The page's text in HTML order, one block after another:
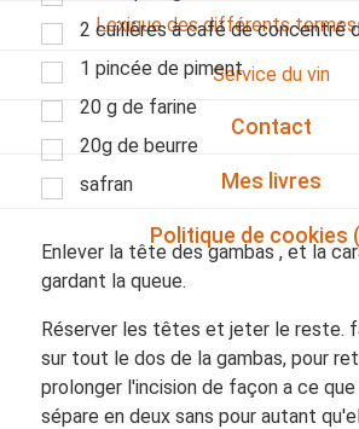
Lexique des différents termes
Service du vin
Contact
Mes livres
Politique de cookies
2 cuillères à café de concentré
1 pincée de piment
20 g de farine
20g de beurre
safran
Enlever la tête des gambas , et la
gardant la queue.
Réserver les têtes et jeter le reste.
sur tout le dos de la gambas, pour
prolonger l'incision de façon a ce que
sépare en deux sans pour autant